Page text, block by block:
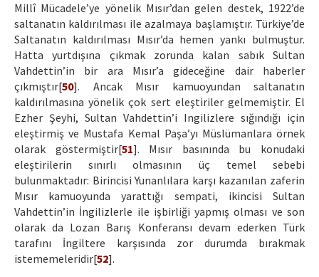
Millî Mücadele’ye yönelik Mısır’dan gelen destek, 1922’de
saltanatın kaldırılması ile azalmaya başlamıştır. Türkiye’de
Saltanatın kaldırılması Mısır’da hemen yankı bulmuştur.
Hatta yurtdışına çıkmak zorunda kalan sabık Sultan
Vahdettin’in bir ara Mısır’a gideceğine dair haberler
çıkmıştır[50]. Ancak Mısır kamuoyundan saltanatın
kaldırılmasına yönelik çok sert eleştiriler gelmemiştir. El
Ezher Şeyhi, Sultan Vahdettin’i Ingilizlere sığındığı için
eleştirmiş ve Mustafa Kemal Paşa’yı Müslümanlara örnek
olarak göstermiştir[51]. Mısır basınında bu konudaki
eleştirilerin sınırlı olmasının üç temel sebebi
bulunmaktadır: Birincisi Yunanlılara karşı kazanılan zaferin
Mısır kamuoyunda yarattığı sempati, ikincisi Sultan
Vahdettin’in İngilizlerle ile işbirliği yapmış olması ve son
olarak da Lozan Barış Konferansı devam ederken Türk
tarafını İngiltere karşısında zor durumda bırakmak
istememeleridir[52].